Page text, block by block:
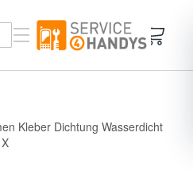
Kleber Dichtung Wasserdicht